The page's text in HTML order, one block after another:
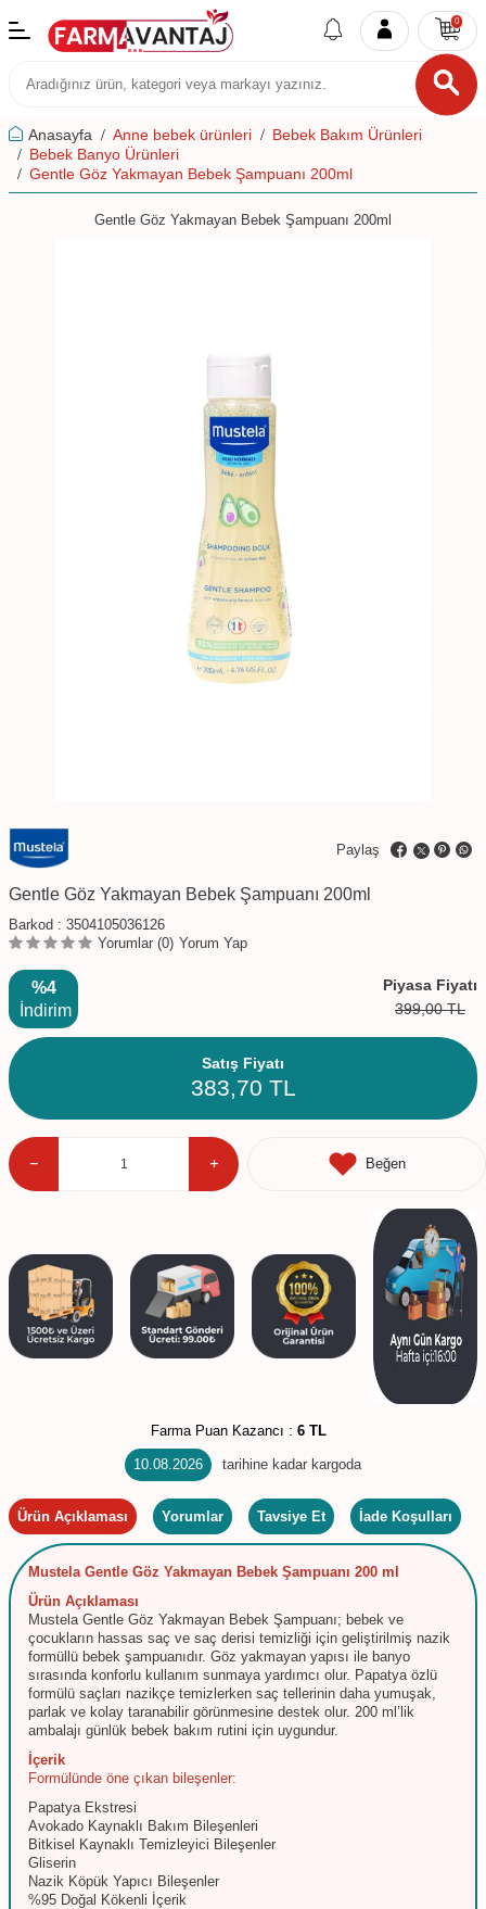
0
Anasayfa Anne bebek ürünleri
Bebek Bakım Ürünleri
Bebek Banyo Ürünleri
Gentle Göz Yakmayan Bebek Şampuanı 200ml
Gentle Göz Yakmayan Bebek Şampuanı 200ml
Paylaş
Gentle Göz Yakmayan Bebek Şampuanı 200ml
Barkod : 3504105036126
Yorumlar (0) Yorum Yap
%4
İndirim
Piyasa Fiyatı
399,00TL
Satış Fiyatı
383,70 TL
Beğen
Farma Puan Kazancı : 6 TL
10.08.2026 tarihine kadar kargoda
Ürün Açıklaması Yorumlar Tavsiye Et İade Koşulları
Mustela Gentle Göz Yakmayan Bebek Şampuanı 200 ml
Ürün Açıklaması
Mustela Gentle Göz Yakmayan Bebek Şampuanı; bebek ve
çocukların hassas saç ve saç derisi temizliği için geliştirilmiş nazik
formüllü bebek şampuanıdır. Göz yakmayan yapısı ile banyo
sırasında konforlu kullanım sunmaya yardımcı olur. Papatya özlü
formülü saçları nazikçe temizlerken saç tellerinin daha yumuşak,
parlak ve kolay taranabilir görünmesine destek olur. 200 ml’lik
ambalajı günlük bebek bakım rutini için uygundur.
İçerik
Formülünde öne çıkan bileşenler:
Papatya Ekstresi
Avokado Kaynaklı Bakım Bileşenleri
Bitkisel Kaynaklı Temizleyici Bileşenler
Gliserin
Nazik Köpük Yapıcı Bileşenler
%95 Doğal Kökenli İçerik